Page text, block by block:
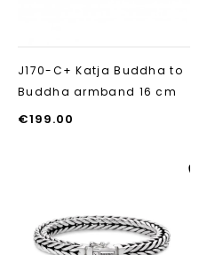
J170-C+ Katja Buddha to
Buddha armband 16 cm
€199.00